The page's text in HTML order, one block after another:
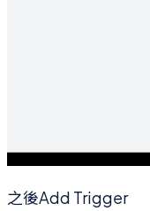
之後Add Trigger